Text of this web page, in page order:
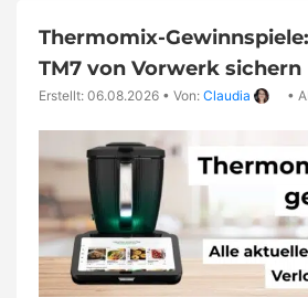
Thermomix-
TM7 von Vorwerk sichern
Erstellt: 06.08.2026 • Von: Claudia •